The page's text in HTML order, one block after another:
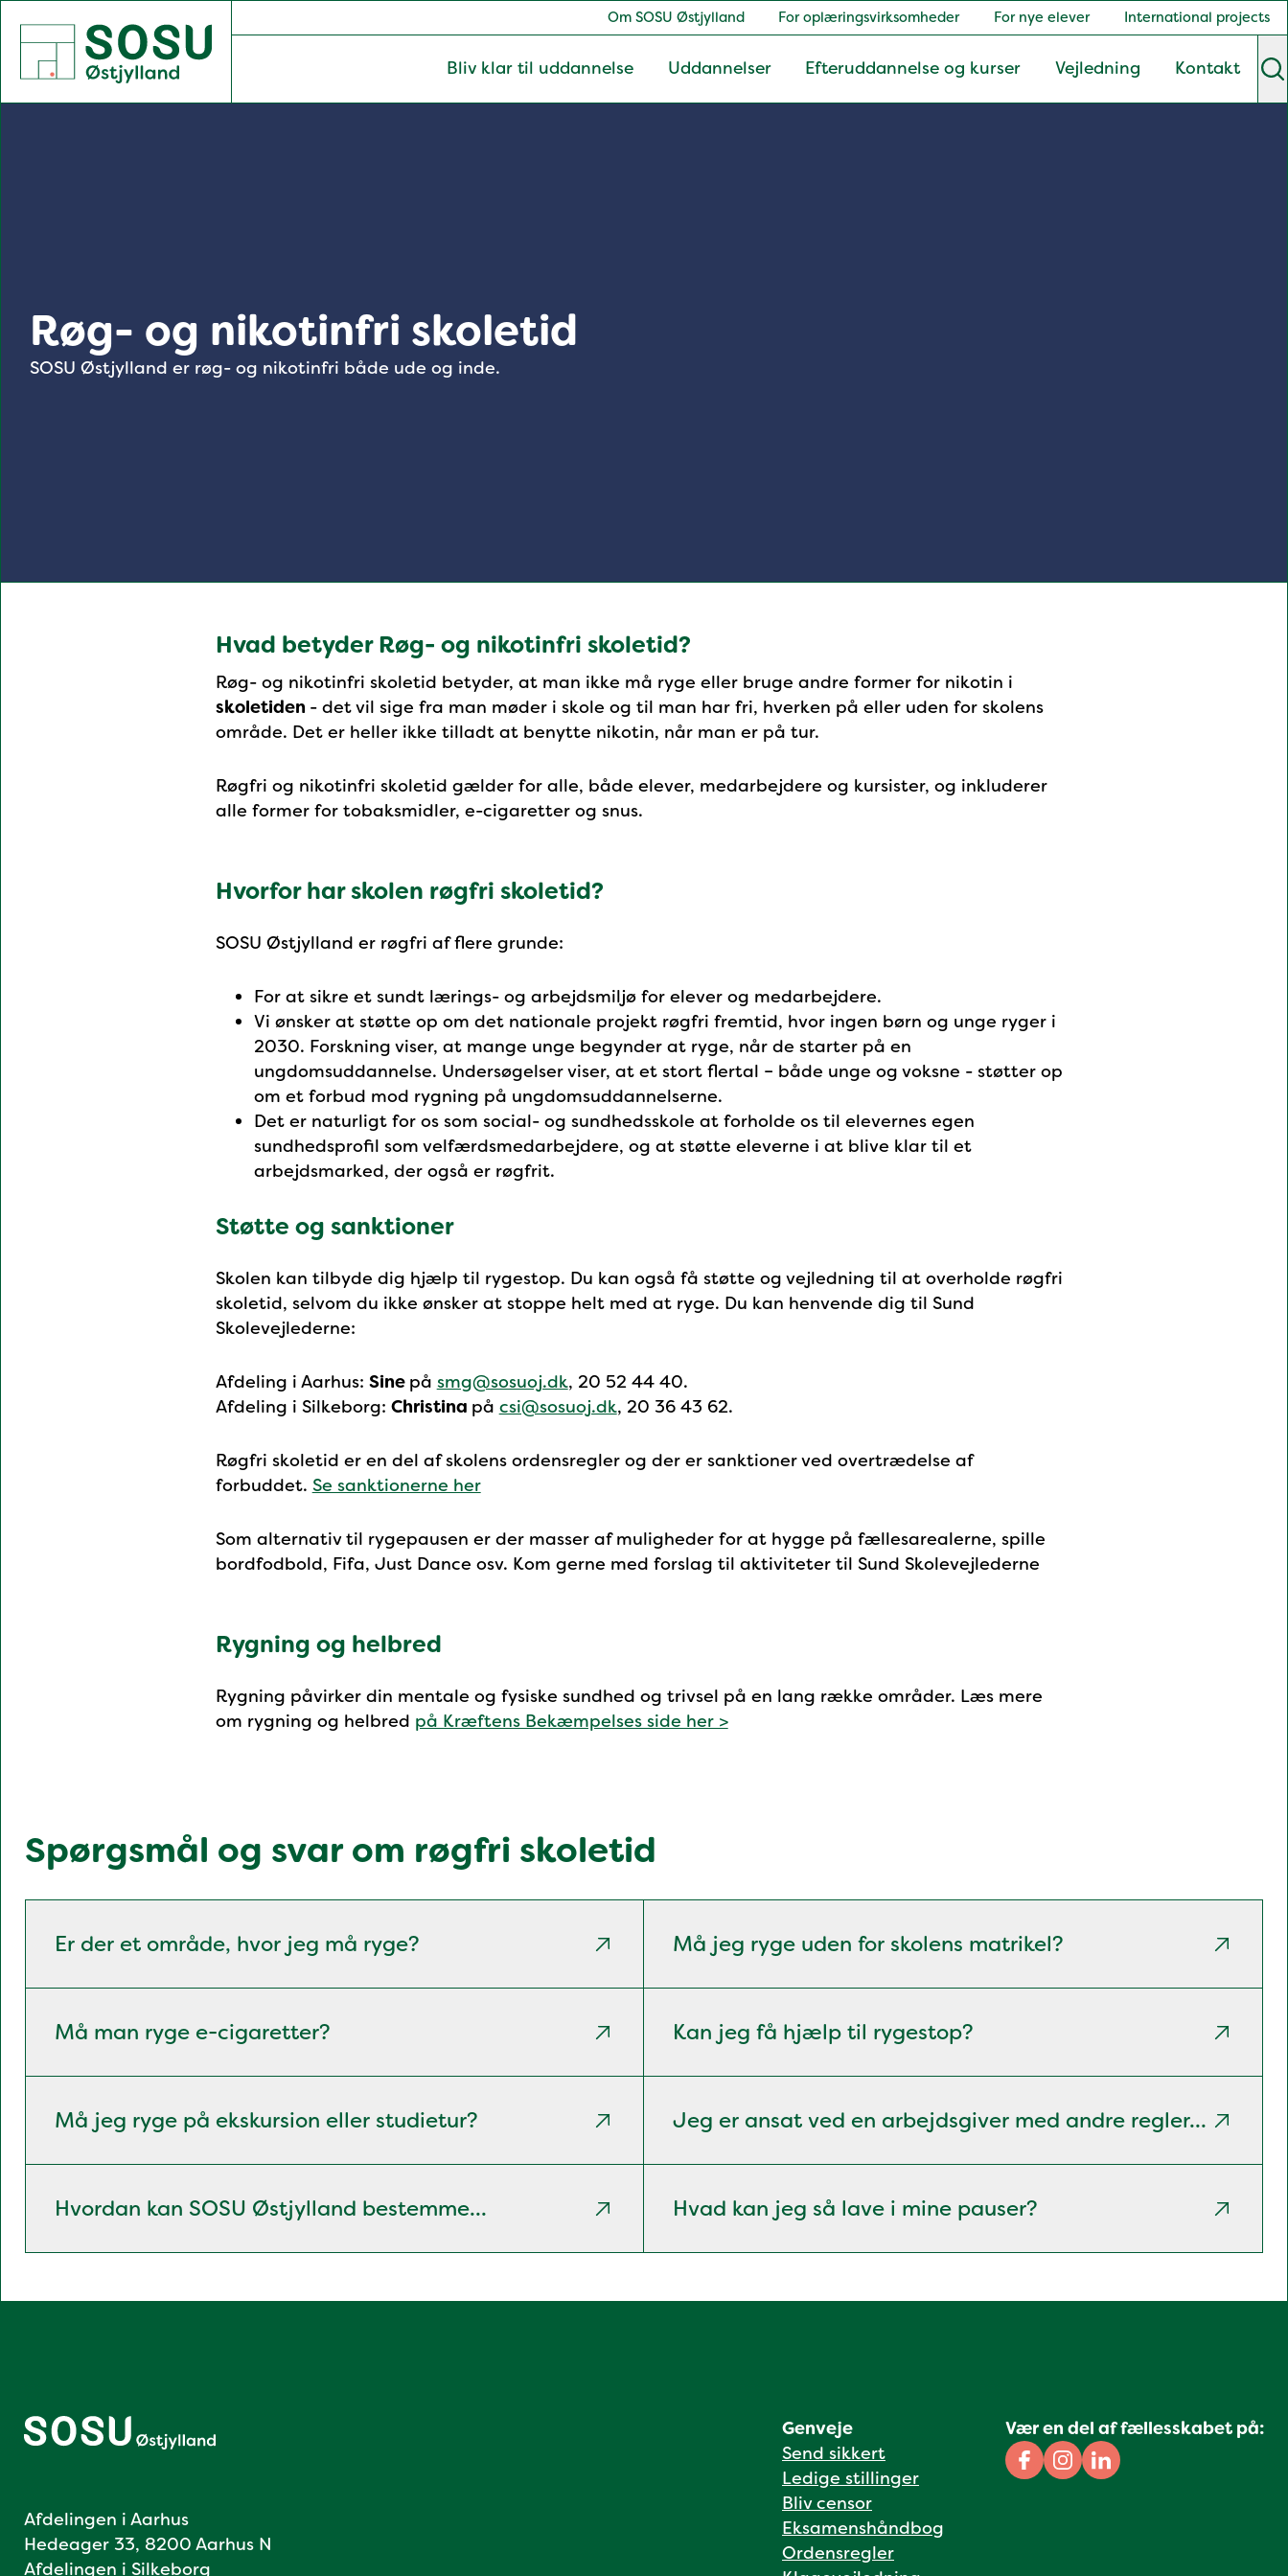
SOSU Østjylland | Gør dig klogere på livet
Om SOSU Østjylland For oplæringsvirksomheder For nye elever International projects
Bliv klar til uddannelse Uddannelser Efteruddannelse og kurser Vejledning Kontakt
Røg- og nikotinfri skoletid
SOSU Østjylland er røg- og nikotinfri både ude og inde.
Hvad betyder Røg- og nikotinfri skoletid?
Røg- og nikotinfri skoletid betyder, at man ikke må ryge eller bruge andre former for nikotin i
skoletiden - det vil sige fra man møder i skole og til man har fri, hverken på eller uden for skolens
område. Det er heller ikke tilladt at benytte nikotin, når man er på tur.
Røgfri og nikotinfri skoletid gælder for alle, både elever, medarbejdere og kursister, og inkluderer
alle former for tobaksmidler, e-cigaretter og snus.
Hvorfor har skolen røgfri skoletid?
SOSU Østjylland er røgfri af flere grunde:
For at sikre et sundt lærings- og arbejdsmiljø for elever og medarbejdere.
Vi ønsker at støtte op om det nationale projekt røgfri fremtid, hvor ingen børn og unge ryger i
2030. Forskning viser, at mange unge begynder at ryge, når de starter på en
ungdomsuddannelse. Undersøgelser viser, at et stort flertal – både unge og voksne - støtter op
om et forbud mod rygning på ungdomsuddannelserne.
Det er naturligt for os som social- og sundhedsskole at forholde os til elevernes egen
sundhedsprofil som velfærdsmedarbejdere, og at støtte eleverne i at blive klar til et
arbejdsmarked, der også er røgfrit.
Støtte og sanktioner
Skolen kan tilbyde dig hjælp til rygestop. Du kan også få støtte og vejledning til at overholde røgfri
skoletid, selvom du ikke ønsker at stoppe helt med at ryge. Du kan henvende dig til Sund
Skolevejlederne:
Afdeling i Aarhus: Sine på smg@sosuoj.dk, 20 52 44 40.
Afdeling i Silkeborg: Christina på csi@sosuoj.dk, 20 36 43 62.
Røgfri skoletid er en del af skolens ordensregler og der er sanktioner ved overtrædelse af
forbuddet. Se sanktionerne her
Som alternativ til rygepausen er der masser af muligheder for at hygge på fællesarealerne, spille
bordfodbold, Fifa, Just Dance osv. Kom gerne med forslag til aktiviteter til Sund Skolevejlederne
Rygning og helbred
Rygning påvirker din mentale og fysiske sundhed og trivsel på en lang række områder. Læs mere
om rygning og helbred på Kræftens Bekæmpelses side her >
Spørgsmål og svar om røgfri skoletid
Er der et område, hvor jeg må ryge? Må jeg ryge uden for skolens matrikel?
Må man ryge e-cigaretter? Kan jeg få hjælp til rygestop?
Må jeg ryge på ekskursion eller studietur? Jeg er ansat ved en arbejdsgiver med andre regler...
Hvordan kan SOSU Østjylland bestemme... Hvad kan jeg så lave i mine pauser?
Afdelingen i Aarhus
Hedeager 33, 8200 Aarhus N
Afdelingen i Silkeborg
Genveje
Send sikkert
Ledige stillinger
Bliv censor
Eksamenshåndbog
Ordensregler
Vær en del af fællesskabet på:
Facebook
Instagram
Linkedin